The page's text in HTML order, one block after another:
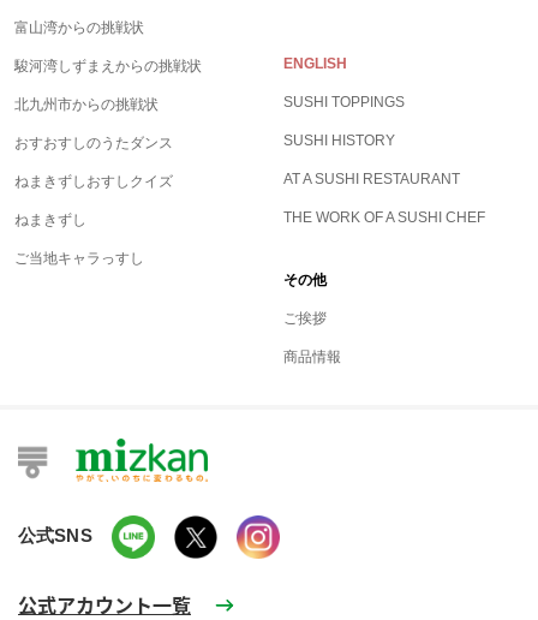
富山湾からの挑戦状
駿河湾しずまえからの挑戦状
北九州市からの挑戦状
おすおすしのうたダンス
ねまきずしおすしクイズ
ねまきずし
ご当地キャラっすし
ENGLISH
SUSHI TOPPINGS
SUSHI HISTORY
AT A SUSHI RESTAURANT
THE WORK OF A SUSHI CHEF
その他
ご挨拶
商品情報
公式SNS
公式アカウント一覧